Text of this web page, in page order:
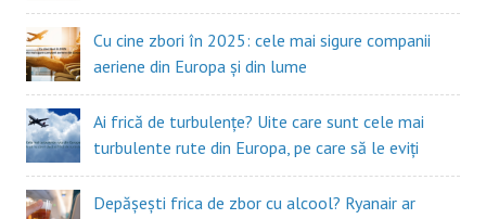
Cu cine zbori în 2025: cele mai sigure companii
aeriene din Europa și din lume
Ai frică de turbulențe? Uite care sunt cele mai
turbulente rute din Europa, pe care să le eviți
Depășești frica de zbor cu alcool? Ryanair ar